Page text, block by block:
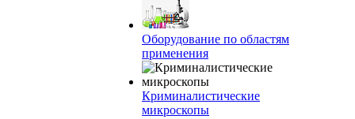
Оборудование по областям
применения
Криминалистические
микроскопы